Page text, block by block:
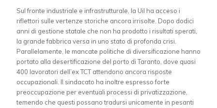
Sul fronte industriale e infrastrutturale, la Uil ha acceso i
riflettori sulle vertenze storiche ancora irrisolte. Dopo dodici
anni di gestione statale che non ha prodotto i risultati sperati,
la grande fabbrica versa in uno stato di profonda crisi.
Parallelamente, le mancate politiche di diversificazione hanno
portato alla desertificazione del porto di Taranto, dove quasi
400 lavoratori dell’ex TCT attendono ancora risposte
occupazionali. Il sindacato ha inoltre espresso forte
preoccupazione per eventuali processi di privatizzazione,
temendo che questi possano tradursi unicamente in pesanti